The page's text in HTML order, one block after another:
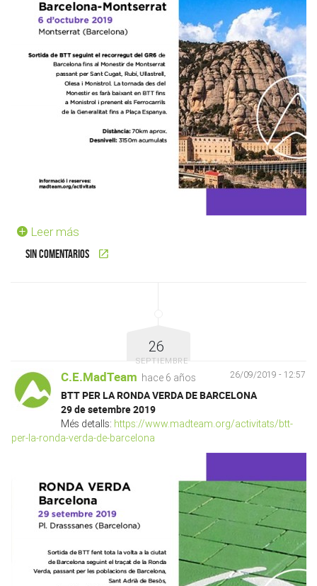
Leer más
Sin comentarios
26
SEPTIEMBRE
C.E.MadTeam hace 6 años 26/09/2019 - 12:57
BTT PER LA RONDA VERDA DE BARCELONA
29 de setembre 2019
Més detalls: https://www.madteam.org/activitats/btt-
per-la-ronda-verda-de-barcelona